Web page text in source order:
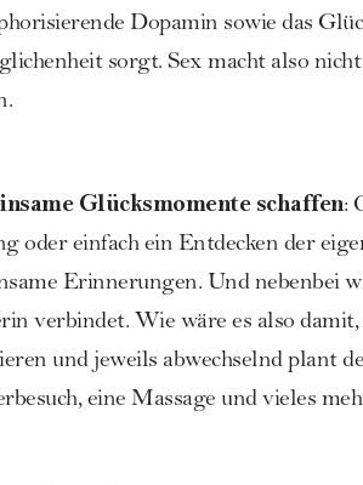
Dopamin sowie das
sorgt. Sex macht also
Glücksmomente schaffen:
oder einfach ein Entdecken der
Erinnerungen. Und nebenbei
verbindet. Wie wäre es also
und jeweils abwechselnd plant
eine Massage und vieles